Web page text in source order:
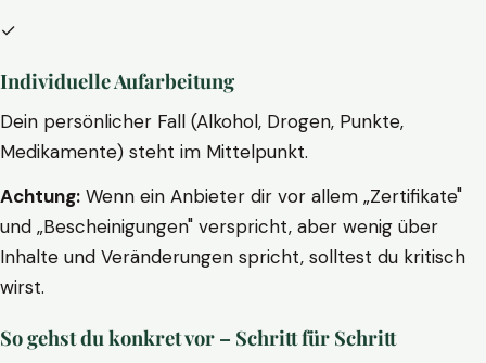
✓
Individuelle Aufarbeitung
Dein persönlicher Fall (Alkohol, Drogen, Punkte,
Medikamente) steht im Mittelpunkt.
Achtung: Wenn ein Anbieter dir vor allem „Zertifikate"
und „Bescheinigungen" verspricht, aber wenig über
Inhalte und Veränderungen spricht, solltest du kritisch
wirst.
So gehst du konkret vor – Schritt für Schritt